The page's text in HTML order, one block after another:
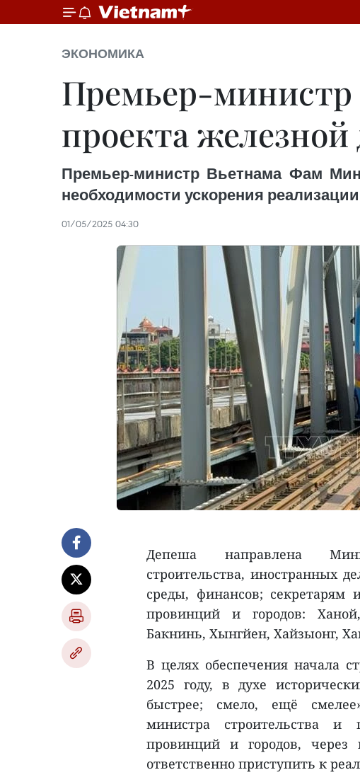
ЭКОНОМИКА
Премьер-министр
проекта
Премьер-министр Вьетнама Фам
необходимости ускорения
01/05/2025 04:30
Депеша направлена
строительства, иностранных
среды, финансов; секретарям
провинций и городов:
Бакнинь, Хынгйен, Хайзыонг,
В целях обеспечения начала
2025 году, в духе
быстрее; смело, ещё
министра строительства и
провинций и городов, через
ответственно приступить к